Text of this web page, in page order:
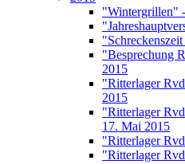
"Wintergrillen"
"Besprechung
2015
"Ritterlager
2015
"Ritterlager
17. Mai 2015
"Ritterlager
"Ritterlager